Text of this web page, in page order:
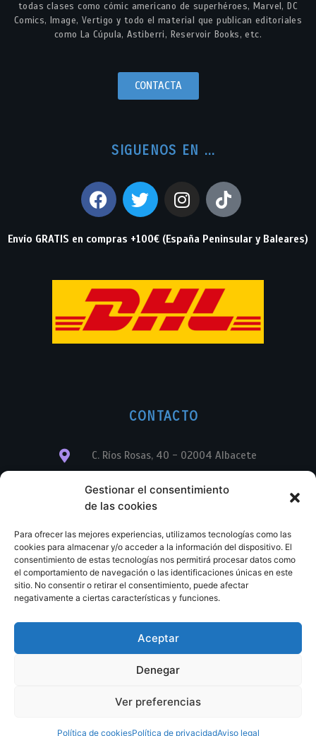
Gestionar el consentimiento
de las cookies
Para ofrecer las mejores experiencias, utilizamos tecnologías como las
cookies para almacenar y/o acceder a la información del dispositivo. El
consentimiento de estas tecnologías nos permitirá procesar datos como
el comportamiento de navegación o las identificaciones únicas en este
sitio. No consentir o retirar el consentimiento, puede afectar
negativamente a ciertas características y funciones.
Aceptar
Denegar
Ver preferencias
Política de cookiesPolítica de privacidadAviso legal
todas clases como cómic americano de superhéroes, Marvel, DC
Comics, Image, Vertigo y todo el material que publican editoriales
como La Cúpula, Astiberri, Reservoir Books, etc.
CONTACTA
SIGUENOS EN ...
Envío GRATIS en compras +100€ (España Peninsular y Baleares)
CONTACTO
C. Ríos Rosas, 40 - 02004 Albacete
info@librerialegend.com
+34 600 875 604
+34 967 74 17 07
© Copyright – Libreria Legend – Web diseñada por